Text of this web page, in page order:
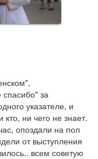
за
указателе, и
ни чего не знает.
опоздали на пол
от выступления
всем советую